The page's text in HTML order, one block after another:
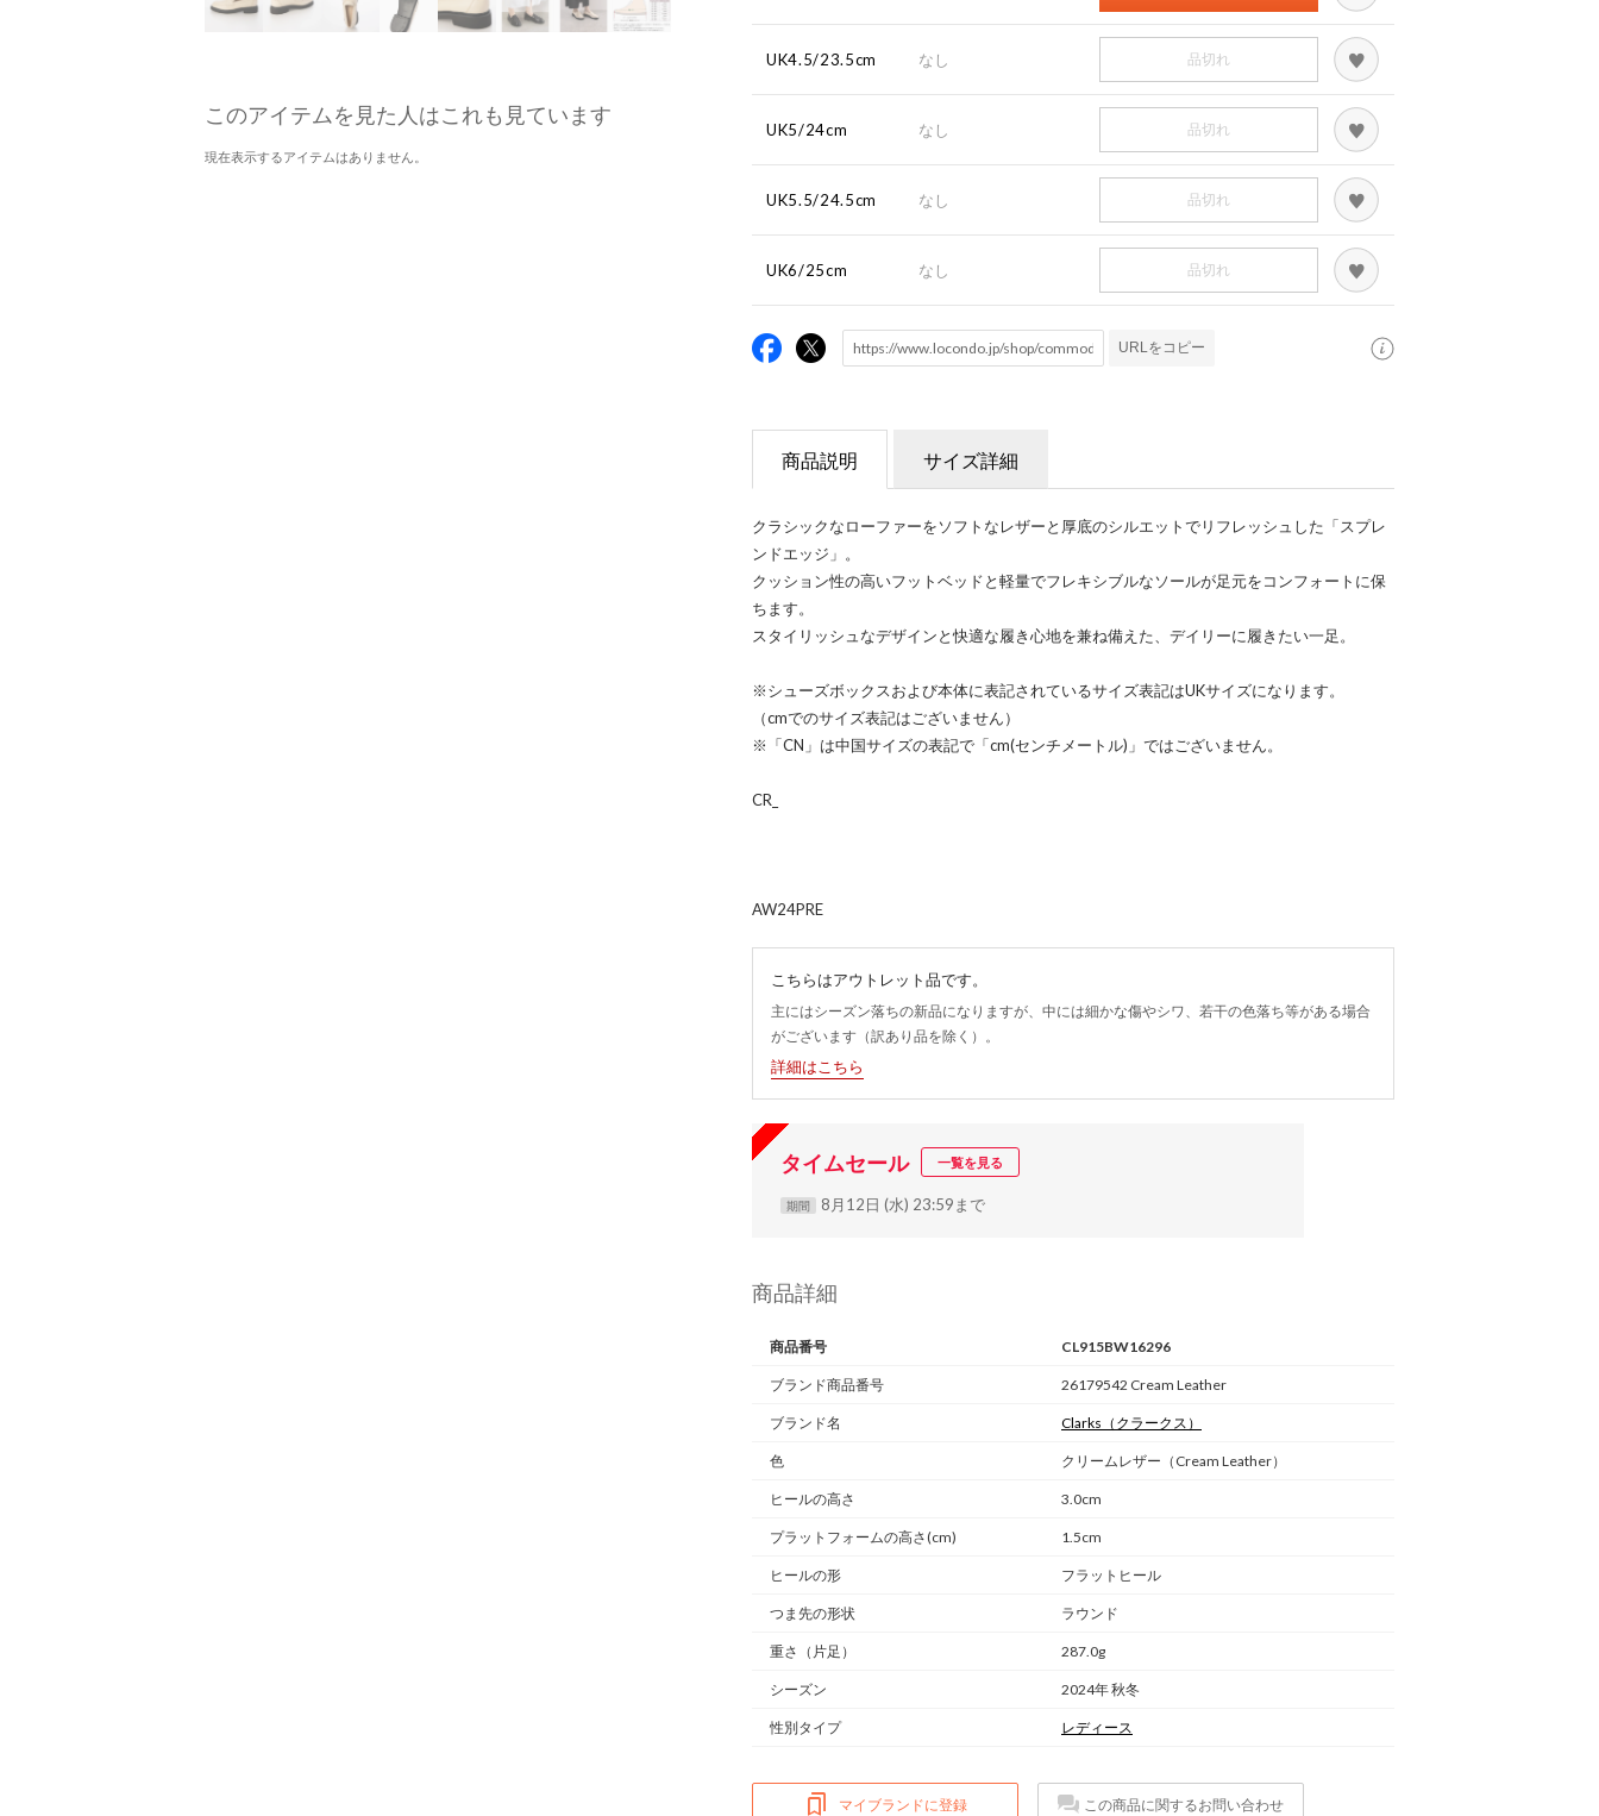
このアイテムを見た人はこれも見ています
現在表示するアイテムはありません。
UK4.5/23.5cm なし 品切れ
UK5/24cm なし 品切れ
UK5.5/24.5cm なし 品切れ
UK6/25cm なし 品切れ
URLをコピー
商品説明 サイズ詳細
クラシックなローファーをソフトなレザーと厚底のシルエットでリフレッシュした「スプレ
ンドエッジ」。
クッション性の高いフットベッドと軽量でフレキシブルなソールが足元をコンフォートに保
ちます。
スタイリッシュなデザインと快適な履き心地を兼ね備えた、デイリーに履きたい一足。
※シューズボックスおよび本体に表記されているサイズ表記はUKサイズになります。
（cmでのサイズ表記はございません）
※「CN」は中国サイズの表記で「cm(センチメートル)」ではございません。
CR_
AW24PRE
こちらはアウトレット品です。
主にはシーズン落ちの新品になりますが、中には細かな傷やシワ、若干の色落ち等がある場合
がございます（訳あり品を除く）。
詳細はこちら
タイムセール 一覧を見る
期間 8月12日 (水) 23:59まで
商品詳細
商品番号 CL915BW16296
ブランド商品番号 26179542 Cream Leather
ブランド名 Clarks （クラークス）
色 クリームレザー（Cream Leather）
ヒールの高さ 3.0cm
プラットフォームの高さ(cm) 1.5cm
ヒールの形 フラットヒール
つま先の形状 ラウンド
重さ （片足） 287.0g
シーズン 2024年 秋冬
性別タイプ レディース
マイブランドに登録 この商品に関するお問い合わせ